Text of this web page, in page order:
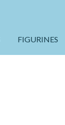
FIGURINES